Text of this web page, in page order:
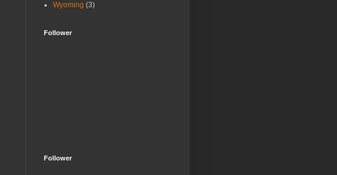
Wyoming (3)
Follower
Follower